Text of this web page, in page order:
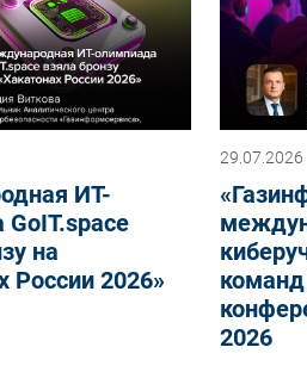
ИТ-
на
России 2026»
29.07.2026
команд
2026